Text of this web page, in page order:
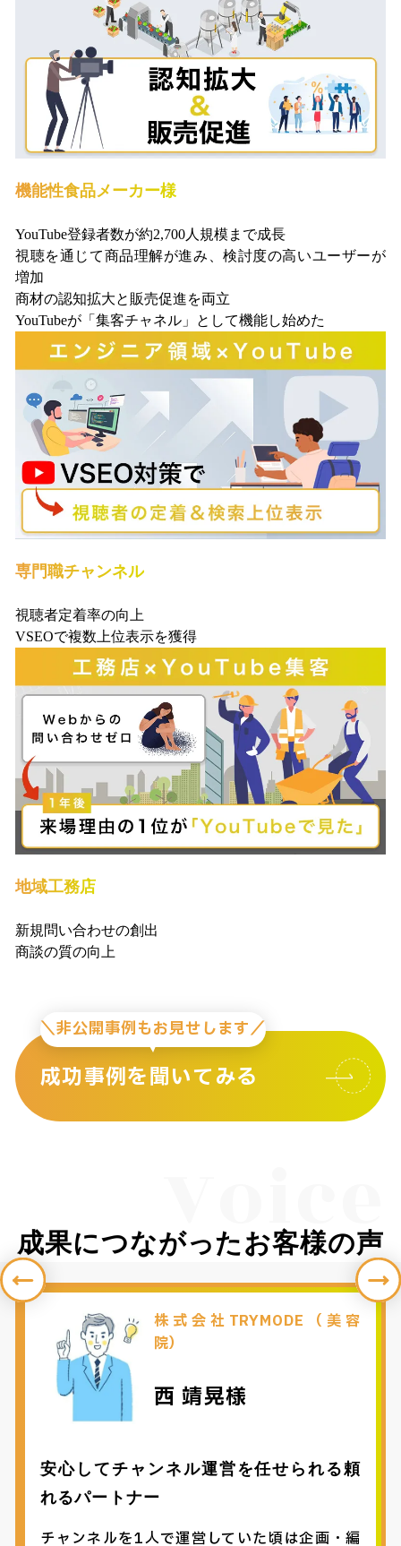
機能性食品メーカー様
YouTube登録者数が約2,700人規模まで成長
視聴を通じて商品理解が進み、検討度の高いユーザーが
増加
商材の認知拡大と販売促進を両立
YouTubeが「集客チャネル」として機能し始めた
専門職チャンネル
視聴者定着率の向上
VSEOで複数上位表示を獲得
地域工務店
新規問い合わせの創出
商談の質の向上
＼非公開事例もお見せします／
成功事例を聞いてみる
Voice
成果につながったお客様の声
株式会社TRYMODE（美容
院）
西 靖晃様
安心してチャンネル運営を任せられる頼
れるパートナー
チャンネルを1人で運営していた頃は企画・編